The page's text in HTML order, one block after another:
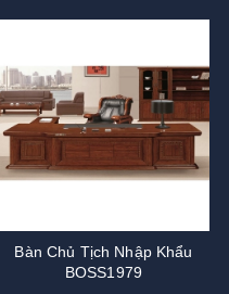
Bàn Chủ Tịch Nhập Khẩu
BOSS1979